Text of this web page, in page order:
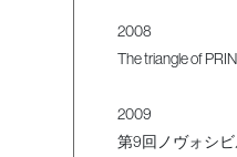
2008
The triangle of
2009
第9回ノヴォシ